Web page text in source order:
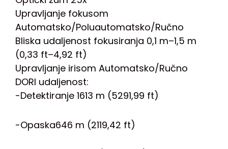
Upravljanje fokusom
Automatsko/Poluautomatsko/Ručno
Bliska udaljenost fokusiranja 0,1 m–1,5 m
(0,33 ft–4,92 ft)
Upravljanje irisom Automatsko/Ručno
DORI udaljenost:
-Detektiranje 1613 m (5291,99 ft)
-Opaska646 m (2119,42 ft)